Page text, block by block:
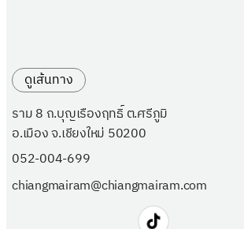
ดูเส้นทาง
ราม 8 ถ.บุญเรืองฤทธิ์ ต.ศรีภูมิ
อ.เมือง จ.เชียงใหม่ 50200
052-004-699
chiangmairam@chiangmairam.com